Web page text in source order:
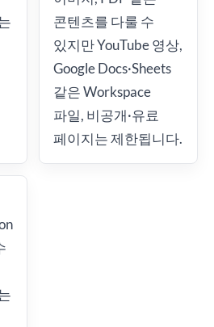
콘텐츠를 다룰 수
있지만 YouTube 영상,
Google Docs·Sheets
같은 Workspace
파일, 비공개·유료
페이지는 제한됩니다.